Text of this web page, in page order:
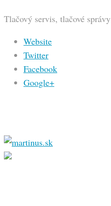
Tlačový servis, tlačové správy
Website
Twitter
Facebook
Google+